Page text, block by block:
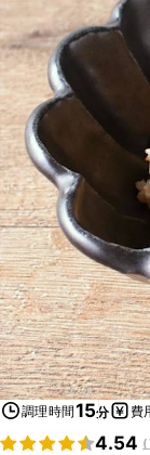
調理時間15分 費
4.54 (